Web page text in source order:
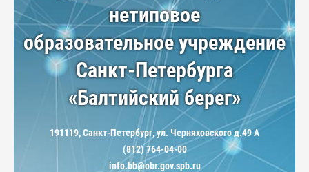
нетиповое
образовательное учреждение
Санкт-Петербурга
«Балтийский берег»
191119, Санкт-Петербург, ул. Черняховского д.49 А
(812) 764-04-00
info.bb@obr.gov.spb.ru